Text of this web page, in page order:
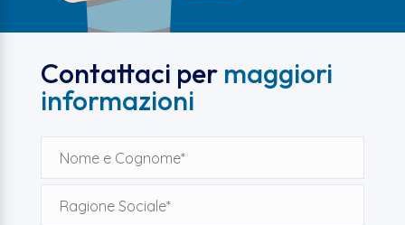
Contattaci per maggiori
informazioni